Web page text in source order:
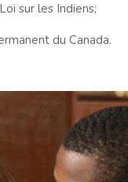
sur les Indiens;
du Canada.